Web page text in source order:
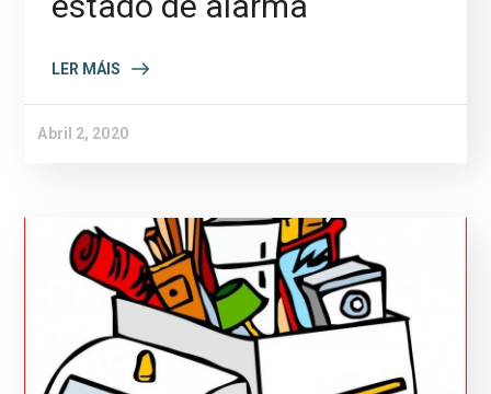
LER MÁIS
Abril 2, 2020